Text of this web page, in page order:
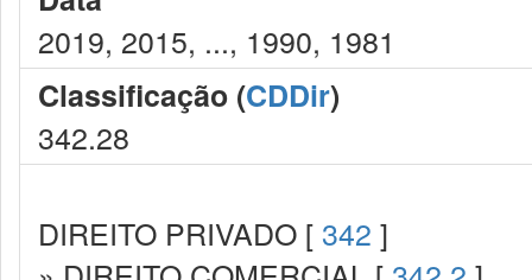
2019, 2015, ..., 1990, 1981
Classificação (CDDir)
342.28
DIREITO PRIVADO [ 342 ]